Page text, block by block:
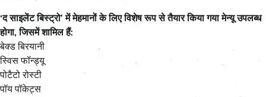
‘द साइलेंट बिस्ट्रो’ में मेहमानों के लिए विशेष रूप से तैयार किया गया मेन्यू उपलब्ध
होगा, जिसमें शामिल हैं:
बेक्ड बिरयानी
स्विस फॉन्ड्यू
पोटैटो रोस्टी
पॉय पॉकेट्स